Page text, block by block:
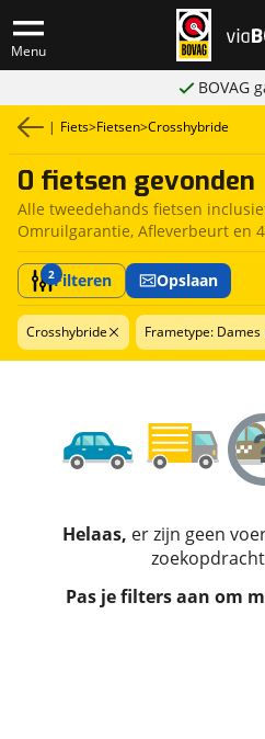
Menu
BOVAG
| Fiets>Fietsen>Crosshybride
0 fietsen gevonden
Alle tweedehands fietsen
Omruilgarantie, Afleverbeurt en
2Filteren Opslaan
Crosshybride Frametype:
Helaas, er zijn geen
Pas je filters aan om